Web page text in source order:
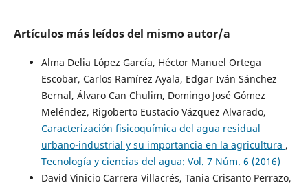
Artículos más leídos del mismo autor/a
Alma Delia López García, Héctor Manuel Ortega
Escobar, Carlos Ramírez Ayala, Edgar Iván Sánchez
Bernal, Álvaro Can Chulim, Domingo José Gómez
Meléndez, Rigoberto Eustacio Vázquez Alvarado,
Caracterización fisicoquímica del agua residual
urbano-industrial y su importancia en la agricultura ,
Tecnología y ciencias del agua: Vol. 7 Núm. 6 (2016)
David Vinicio Carrera Villacrés, Tania Crisanto Perrazo,